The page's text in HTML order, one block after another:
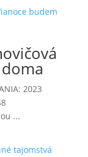
2023
...